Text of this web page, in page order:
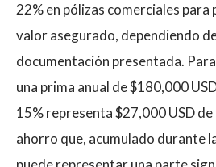
22% en pólizas comerciales
valor asegurado, dependiendo
documentación presentada.
una prima anual de $180,000
15% representa $27,000 USD
ahorro que, acumulado durante